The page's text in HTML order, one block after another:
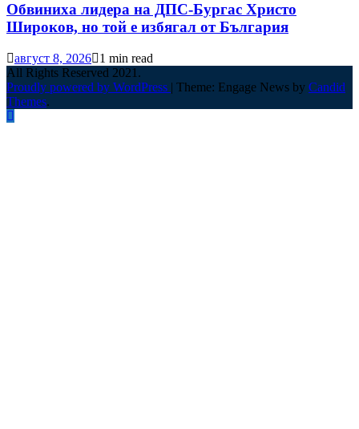
Обвиниха лидера на ДПС-Бургас Христо
Широков, но той е избягал от България
август 8, 2026
1 min read
All Rights Reserved 2021.
Proudly powered by WordPress | Theme: Engage News by Candid
Themes.